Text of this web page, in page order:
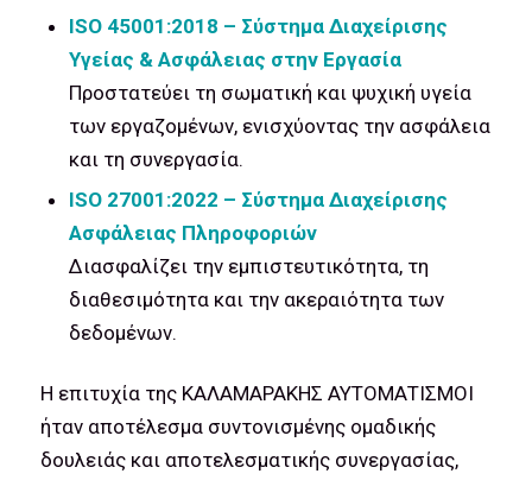
ISO45001:2018 – Σύστημα Διαχείρισης
Υγείας & Ασφάλειας στην Εργασία
Προστατεύει τη σωματική και ψυχική υγεία
των εργαζομένων, ενισχύοντας την ασφάλεια
και τη συνεργασία.
ISO27001:2022 – Σύστημα Διαχείρισης
Ασφάλειας Πληροφοριών
Διασφαλίζει την εμπιστευτικότητα, τη
διαθεσιμότητα και την ακεραιότητα των
δεδομένων.
Η επιτυχία της ΚΑΛΑΜΑΡΑΚΗΣ ΑΥΤΟΜΑΤΙΣΜΟΙ
ήταν αποτέλεσμα συντονισμένης ομαδικής
δουλειάς και αποτελεσματικής συνεργασίας,